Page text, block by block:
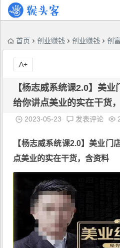
首页 创业赚钱 创业赚钱 创
【杨志威系统课2.0】美业
给你讲点美业的实在干货
2023-05-23 发表评论
【杨志威系统课2.0】 美业门
点美业的实在干货，含资料
A+